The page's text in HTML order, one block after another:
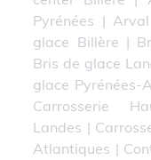
Pyrénées |
glace Billère |
Bris de glace
glace Pyrénées-
Carrosserie
Landes |
Atlantiques |